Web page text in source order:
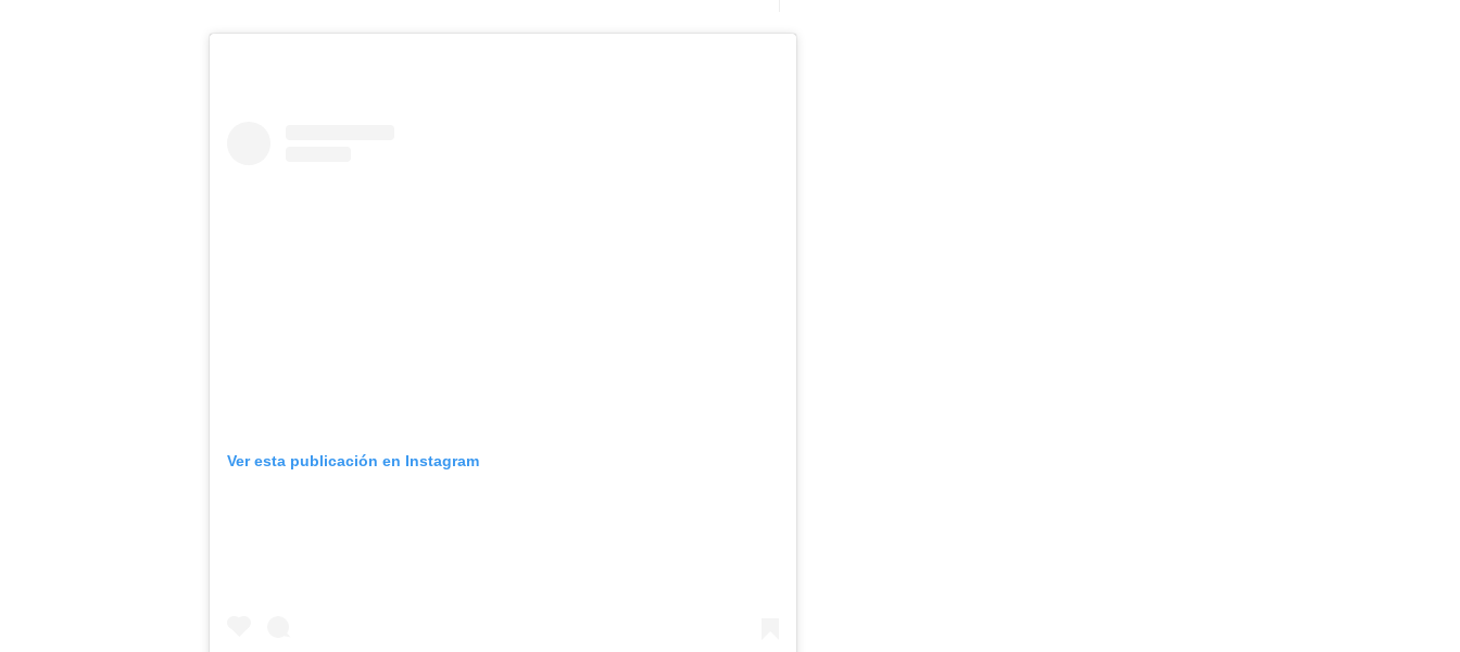
Ver esta publicación en Instagram